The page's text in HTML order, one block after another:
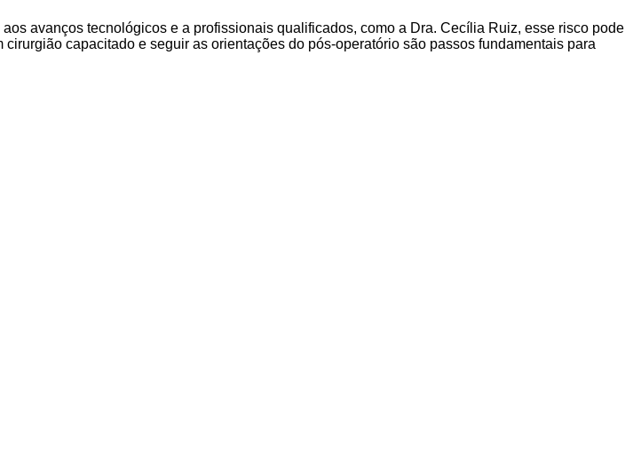
avanços tecnológicos e a profissionais qualificados, como a Dra. Cecília Ruiz, esse risco pode
capacitado e seguir as orientações do pós-operatório são passos fundamentais para